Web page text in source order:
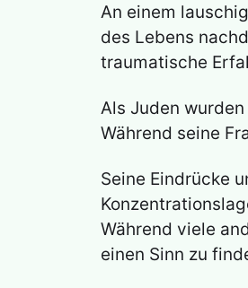
An einem
des Lebens
traumatische
Als Juden
Während seine
Seine Eindrücke
Während viele
einen Sinn zu